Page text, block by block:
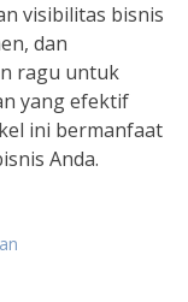
visibilitas bisnis
dan
ragu untuk
yang efektif
ini bermanfaat
Anda.